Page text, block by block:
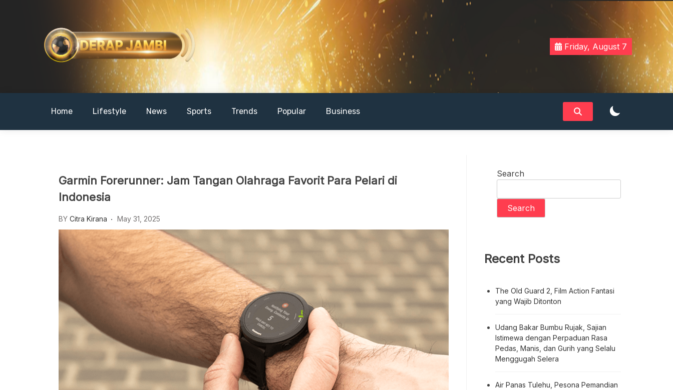
DERAPJAMBI
Friday, August 7
Home Lifestyle News Sports Trends Popular Business
Garmin Forerunner: Jam Tangan Olahraga Favorit Para Pelari di
Indonesia
BY Citra Kirana May 31, 2025
Search
Search
Recent Posts
The Old Guard 2, Film Action Fantasi
yang Wajib Ditonton
Udang Bakar Bumbu Rujak, Sajian
Istimewa dengan Perpaduan Rasa
Pedas, Manis, dan Gurih yang Selalu
Menggugah Selera
Air Panas Tulehu, Pesona Pemandian